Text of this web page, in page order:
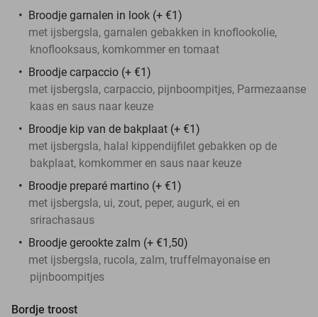
Broodje garnalen in look (+ €1)
met ijsbergsla, garnalen gebakken in knoflookolie,
knoflooksaus, komkommer en tomaat
Broodje carpaccio (+ €1)
met ijsbergsla, carpaccio, pijnboompitjes, Parmezaanse
kaas en saus naar keuze
Broodje kip van de bakplaat (+ €1)
met ijsbergsla, halal kippendijfilet gebakken op de
bakplaat, komkommer en saus naar keuze
Broodje preparé martino (+ €1)
met ijsbergsla, ui, zout, peper, augurk, ei en
srirachasaus
Broodje gerookte zalm (+ €1,50)
met ijsbergsla, rucola, zalm, truffelmayonaise en
pijnboompitjes
Bordje troost